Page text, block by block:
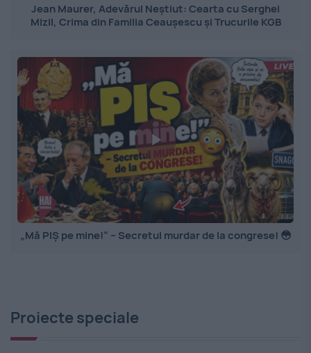
Jean Maurer, Adevărul Neștiut: Cearta cu Serghei
Mizil, Crima din Familia Ceaușescu și Trucurile KGB
„Mă PIȘ pe mine!” – Secretul murdar de la congrese! 😳
Proiecte speciale